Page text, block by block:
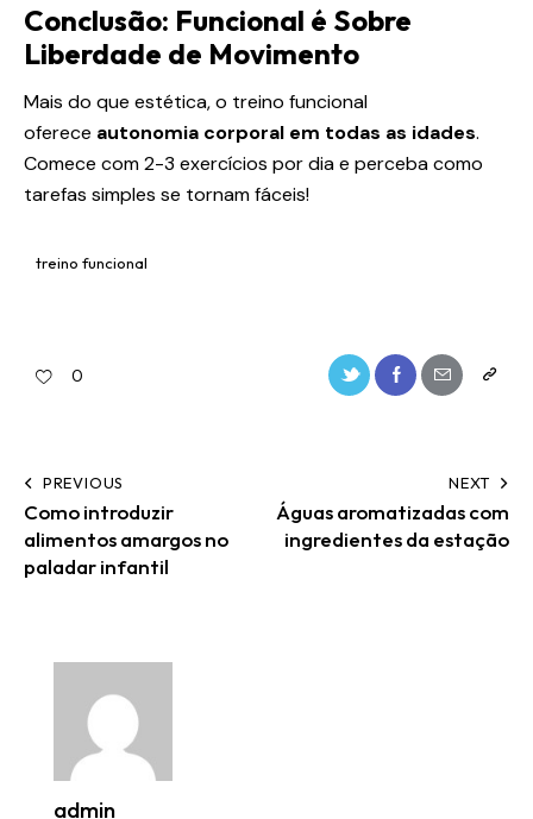
Conclusão: Funcional é Sobre
Liberdade de Movimento
Mais do que estética, o treino funcional
oferece autonomia corporal em todas as idades.
Comece com 2-3 exercícios por dia e perceba como
tarefas simples se tornam fáceis!
treino funcional
0
PREVIOUS
Como introduzir
alimentos amargos no
paladar infantil
NEXT
Águas aromatizadas com
ingredientes da estação
admin